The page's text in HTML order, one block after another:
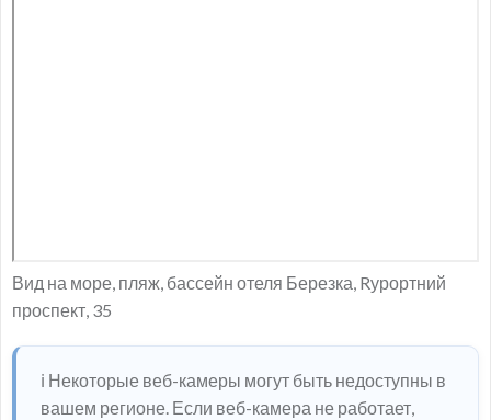
Вид на море, пляж, бассейн отеля Березка, Rурортний
проспект, 35
ℹ️ Некоторые веб-камеры могут быть недоступны в
вашем регионе. Если веб-камера не работает,